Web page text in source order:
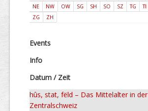
NE
NW OW SG SH SO SZ TG TI
ZG
ZH
Events
Info
Datum / Zeit
hûs, stat, fëld – Das Mittelalter in der
Zentralschweiz